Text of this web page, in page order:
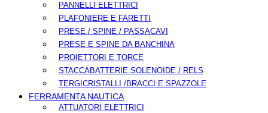
PANNELLI ELETTRICI
PLAFONIERE E FARETTI
PRESE / SPINE / PASSACAVI
PRESE E SPINE DA BANCHINA
PROIETTORI E TORCE
STACCABATTERIE.SOLENOIDE / RELS
TERGICRISTALLI /BRACCI E SPAZZOLE
FERRAMENTA NAUTICA
ATTUATORI ELETTRICI